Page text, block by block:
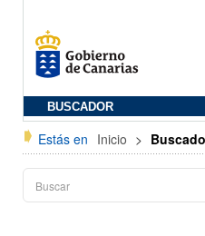
BUSCADOR
Estás en Inicio >